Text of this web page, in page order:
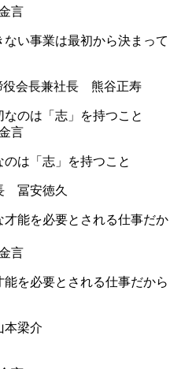
言
い事業は最初から決まって
役会長兼社長 熊谷正寿
言
は「志」を持つこと
冨安徳久
言
を必要とされる仕事だから
梁介